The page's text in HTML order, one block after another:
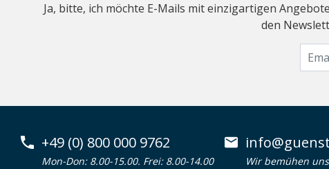
Ja, bitte, ich möchte E-Mails mit einzigartigen
den
+49 (0) 800 000 9762
Mon-Don: 8.00-15.00. Frei: 8.00-14.00
Wir bemühen